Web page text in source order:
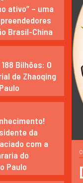
ativo” – uma
Brasil-China
Bilhões: O
de Zhaoqing
da
com a
do
Paulo
Brasil